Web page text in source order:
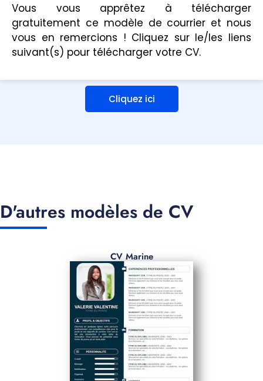
Vous vous apprêtez à télécharger
gratuitement ce modèle de courrier et nous
vous en remercions ! Cliquez sur le/les liens
suivant(s) pour télécharger votre CV.
Cliquez ici
D'autres modèles de CV
CV Marine